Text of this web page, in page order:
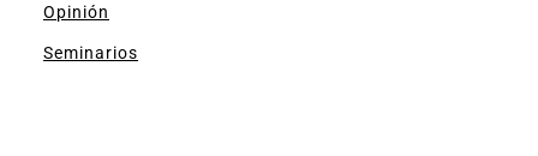
Opinión
Seminarios